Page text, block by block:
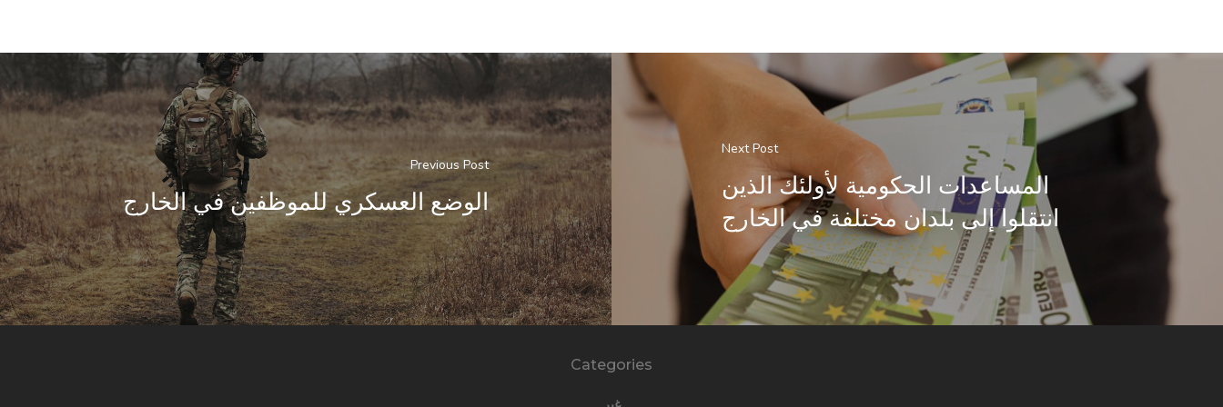
Previous Post
الوضع العسكري للموظفين في الخارج
Next Post
المساعدات الحكومية لأولئك الذين
انتقلوا إلى بلدان مختلفة في الخارج
Categories